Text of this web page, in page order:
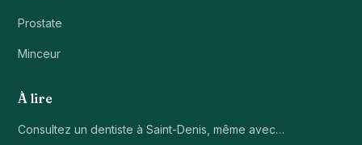
Prostate
Minceur
À lire
Consultez un dentiste à Saint-Denis, même avec…